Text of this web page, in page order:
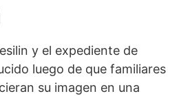
y el expediente de
luego de que familiares
su imagen en una